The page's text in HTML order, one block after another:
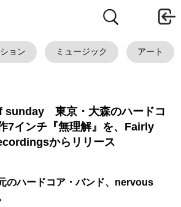
ョン ミュージック アート
sunday 東京・大森のハードコ
7インチ『無理解』を、Fairly
からリリース
のハードコア・バンド、nervous